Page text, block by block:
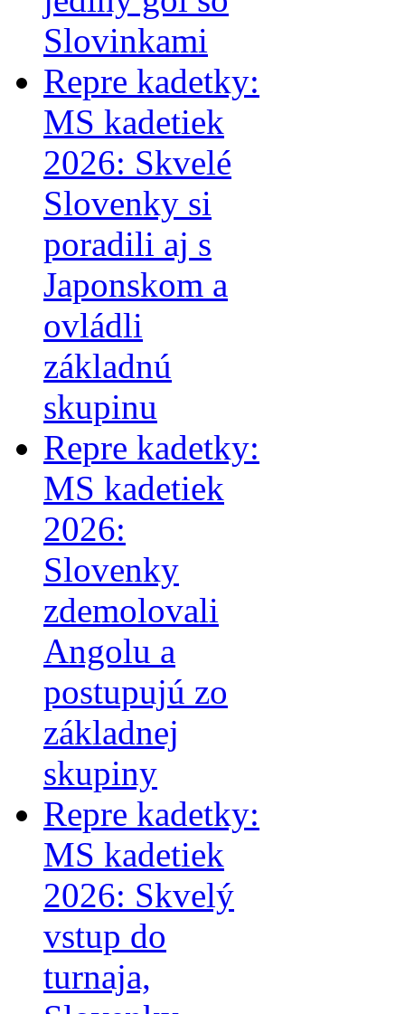
Slovinkami
Repre kadetky:
MS kadetiek
2026: Skvelé
Slovenky si
poradili aj s
Japonskom a
ovládli
základnú
skupinu
Repre kadetky:
MS kadetiek
2026:
Slovenky
zdemolovali
Angolu a
postupujú zo
základnej
skupiny
Repre kadetky:
MS kadetiek
2026: Skvelý
vstup do
turnaja,